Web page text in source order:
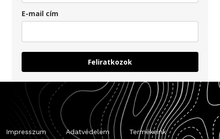
E-mail cím
Feliratkozok
Impresszum Adatvédelem
Termékeink